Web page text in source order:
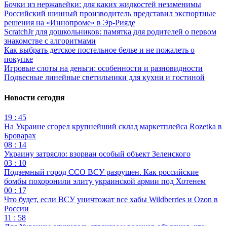
Бочки из нержавейки: для каких жидкостей незаменимы
Российский шинный производитель представил экспортные
решения на «Иннопроме» в Эр-Рияде
ScratchJr для дошкольников: памятка для родителей о первом
знакомстве с алгоритмами
Как выбрать детское постельное белье и не пожалеть о
покупке
Игровые слоты на деньги: особенности и разновидности
Подвесные линейные светильники для кухни и гостиной
Новости сегодня
19 : 45
На Украине сгорел крупнейший склад маркетплейса Rozetka в
Броварах
08 : 14
Украину затрясло: взорван особый объект Зеленского
03 : 10
Подземный город ССО ВСУ разрушен. Как российские
бомбы похоронили элиту украинской армии под Хотенем
00 : 17
Что будет, если ВСУ уничтожат все хабы Wildberries и Ozon в
России
11 : 58